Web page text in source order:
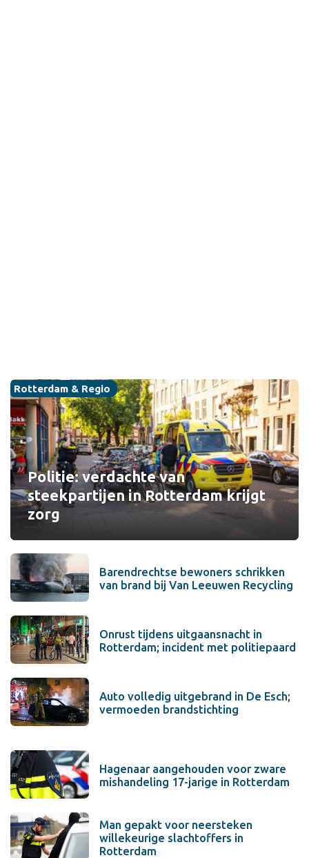
Politie: verdachte van
steekpartijen in Rotterdam krijgt
zorg
Rotterdam & Regio
Barendrechtse bewoners schrikken
van brand bij Van Leeuwen Recycling
Onrust tijdens uitgaansnacht in
Rotterdam; incident met politiepaard
Auto volledig uitgebrand in De Esch;
vermoeden brandstichting
Hagenaar aangehouden voor zware
mishandeling 17-jarige in Rotterdam
Man gepakt voor neersteken
willekeurige slachtoffers in
Rotterdam